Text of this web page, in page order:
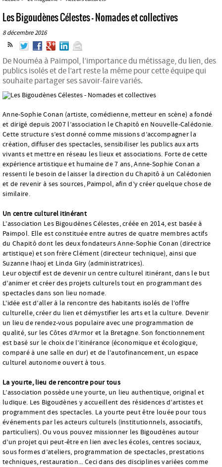
Les Bigoudènes Célestes - Nomades et collectives
8 décembre 2016
De Nouméa à Paimpol, l’importance du métissage, du lien, des
publics isolés et de l’art reste la même pour cette équipe qui
souhaite partager ses savoir-faire variés.
Anne-Sophie Conan (artiste, comédienne, metteur en scène) a fondé
et dirigé depuis 2007 l’association le Chapitô en Nouvelle-Calédonie.
Cette structure s’est donné comme missions d’accompagner la
création, diffuser des spectacles, sensibiliser les publics aux arts
vivants et mettre en réseau les lieux et associations. Forte de cette
expérience artistique et humaine de 7 ans, Anne-Sophie Conan a
ressenti le besoin de laisser la direction du Chapitô à un Calédonien
et de revenir à ses sources, Paimpol, afin d’y créer quelque chose de
similaire.
Un centre culturel itinérant
L’association Les Bigoudènes Célestes, créée en 2014, est basée à
Paimpol. Elle est constituée entre autres de quatre membres actifs
du Chapitô dont les deux fondateurs Anne-Sophie Conan (directrice
artistique) et son frère Clément (directeur technique), ainsi que
Suzanne Ihaoj et Linda Giry (administratrices).
Leur objectif est de devenir un centre culturel itinérant, dans le but
d’animer et créer des projets culturels tout en programmant des
spectacles dans son lieu nomade.
L’idée est d’aller à la rencontre des habitants isolés de l’offre
culturelle, créer du lien et démystifier les arts et la culture. Devenir
un lieu de rendez-vous populaire avec une programmation de
qualité, sur les Côtes d’Armor et la Bretagne. Son fonctionnement
est basé sur le choix de l’itinérance (économique et écologique,
comparé à une salle en dur) et de l’autofinancement, un espace
culturel autonome ouvert à tous.
La yourte, lieu de rencontre pour tous
L’association possède une yourte, un lieu authentique, original et
ludique. Les Bigoudènes y accueillent des résidences d’artistes et
programment des spectacles. La yourte peut être louée pour tous
événements par les acteurs culturels (institutionnels, associatifs,
particuliers). Ou vous pouvez missionner les Bigoudènes autour
d’un projet qui peut-être en lien avec les écoles, centres sociaux,
sous formes d’ateliers, programmation de spectacles, prestations
techniques, restauration... Ceci dans des disciplines variées comme